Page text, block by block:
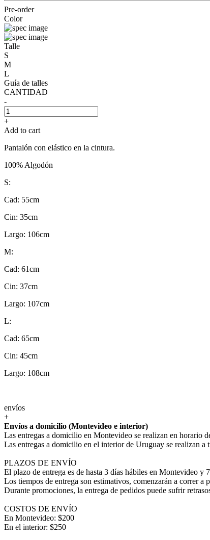
Pre-order
Color
Talle
S
M
L
Guía de talles
CANTIDAD
-
+
Add to cart
Pantalón con elástico en la cintura.
100% Algodón
S:
Cad: 55cm
Cin: 35cm
Largo: 106cm
M:
Cad: 61cm
Cin: 37cm
Largo: 107cm
L:
Cad: 65cm
Cin: 45cm
Largo: 108cm
envíos
+
Envíos a domicilio (Montevideo e interior)
Las entregas a domicilio en Montevideo se realizan en horario
Las entregas a domicilio en el interior de Uruguay se realizan a
PLAZOS DE ENVÍO
El plazo de entrega es de hasta 3 días hábiles en Montevideo y
Los tiempos de entrega son estimativos, comenzarán a correr
Durante promociones, la entrega de pedidos puede sufrir
COSTOS DE ENVÍO
En Montevideo: $200
En el interior: $250